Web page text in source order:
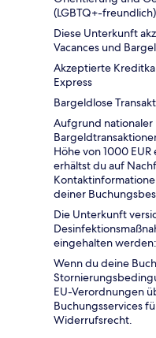
(LGBTQ+-
Diese Unterkunft
Vacances und
Akzeptierte
Express
Bargeldlose
Aufgrund nationaler
Höhe von 1000
erhältst du auf
deiner
Die Unterkunft
eingehalten werden:
Wenn du deine
EU-Verordnungen
Buchungsservices
Widerrufsrecht.